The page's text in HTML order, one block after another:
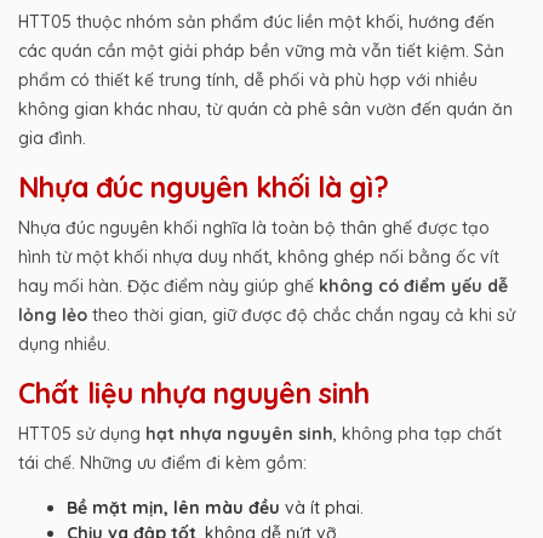
HTT05 thuộc nhóm sản phẩm đúc liền một khối, hướng đến
các quán cần một giải pháp bền vững mà vẫn tiết kiệm. Sản
phẩm có thiết kế trung tính, dễ phối và phù hợp với nhiều
không gian khác nhau, từ quán cà phê sân vườn đến quán ăn
gia đình.
Nhựa đúc nguyên khối là gì?
Nhựa đúc nguyên khối nghĩa là toàn bộ thân ghế được tạo
hình từ một khối nhựa duy nhất, không ghép nối bằng ốc vít
hay mối hàn. Đặc điểm này giúp ghế không có điểm yếu dễ
lỏng lẻo theo thời gian, giữ được độ chắc chắn ngay cả khi sử
dụng nhiều.
Chất liệu nhựa nguyên sinh
HTT05 sử dụng hạt nhựa nguyên sinh , không pha tạp chất
tái chế. Những ưu điểm đi kèm gồm:
Bề mặt mịn, lên màu đều và ít phai.
Chịu va đập tốt , không dễ nứt vỡ.